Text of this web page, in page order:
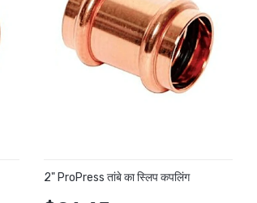
2" ProPress तांबे का स्लिप कपलिंग